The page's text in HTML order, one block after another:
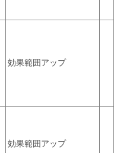
効果範囲アップ
効果範囲アップ